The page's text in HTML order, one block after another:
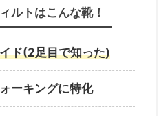
ルト はこんな靴！
ド(2足目で知った)
ーキングに特化